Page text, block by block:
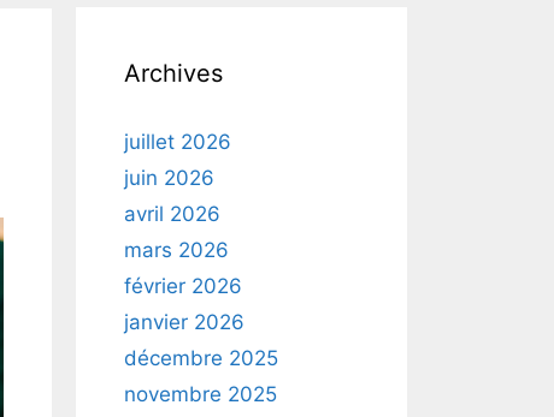
Archives
juillet 2026
juin 2026
avril 2026
mars 2026
février 2026
janvier 2026
décembre 2025
novembre 2025